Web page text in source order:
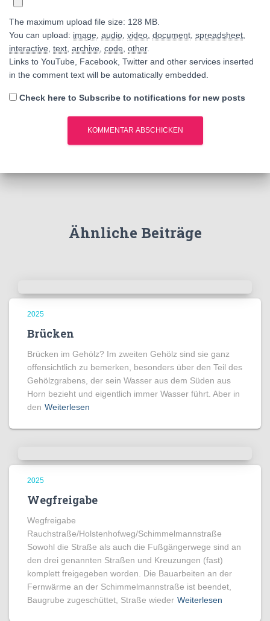
The maximum upload file size: 128 MB.
You can upload: image audio video document spreadsheet
interactive text archive code other.
Links to YouTube, Facebook, Twitter and other services inserted
in the comment text will be automatically embedded.
Check here to Subscribe to notifications for new posts
Ähnliche Beiträge
2025
Brücken
Brücken im Gehölz? Im zweiten Gehölz sind sie ganz
offensichtlich zu bemerken, besonders über den Teil des
Gehölzgrabens, der sein Wasser aus dem Süden aus
Horn bezieht und eigentlich immer Wasser führt. Aber in
den Weiterlesen
2025
Wegfreigabe
Wegfreigabe
Rauchstraße/Holstenhofweg/Schimmelmannstraße
Sowohl die Straße als auch die Fußgängerwege sind an
den drei genannten Straßen und Kreuzungen (fast)
komplett freigegeben worden. Die Bauarbeiten an der
Fernwärme an der Schimmelmannstraße ist beendet,
Baugrube zugeschüttet, Straße wieder Weiterlesen